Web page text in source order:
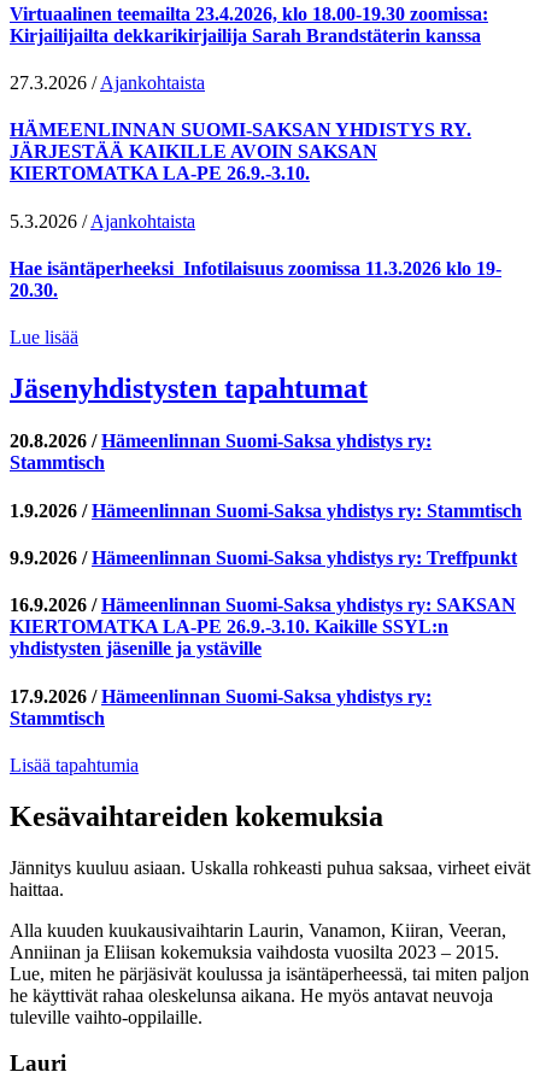
Virtuaalinen teemailta 23.4.2026, klo 18.00-19.30 zoomissa:
Kirjailijailta dekkarikirjailija Sarah Brandstäterin kanssa
27.3.2026 / Ajankohtaista
HÄMEENLINNAN SUOMI-SAKSAN YHDISTYS RY.
JÄRJESTÄÄ KAIKILLE AVOIN SAKSAN
KIERTOMATKA LA-PE 26.9.-3.10.
5.3.2026 / Ajankohtaista
Hae isäntäperheeksi_Infotilaisuus zoomissa 11.3.2026 klo 19-
20.30.
Lue lisää
Jäsenyhdistysten tapahtumat
20.8.2026 / Hämeenlinnan Suomi-Saksa yhdistys ry:
Stammtisch
1.9.2026 / Hämeenlinnan Suomi-Saksa yhdistys ry: Stammtisch
9.9.2026 / Hämeenlinnan Suomi-Saksa yhdistys ry: Treffpunkt
16.9.2026 / Hämeenlinnan Suomi-Saksa yhdistys ry: SAKSAN
KIERTOMATKA LA-PE 26.9.-3.10. Kaikille SSYL:n
yhdistysten jäsenille ja ystäville
17.9.2026 / Hämeenlinnan Suomi-Saksa yhdistys ry:
Stammtisch
Lisää tapahtumia
Kesävaihtareiden kokemuksia
Jännitys kuuluu asiaan. Uskalla rohkeasti puhua saksaa, virheet eivät
haittaa.
Alla kuuden kuukausivaihtarin Laurin, Vanamon, Kiiran, Veeran,
Anniinan ja Eliisan kokemuksia vaihdosta vuosilta 2023 – 2015.
Lue, miten he pärjäsivät koulussa ja isäntäperheessä, tai miten paljon
he käyttivät rahaa oleskelunsa aikana. He myös antavat neuvoja
tuleville vaihto-oppilaille.
Lauri